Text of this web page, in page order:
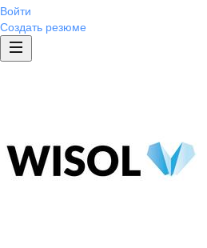
Войти
Создать резюме